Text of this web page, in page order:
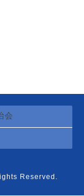
会
Reserved.